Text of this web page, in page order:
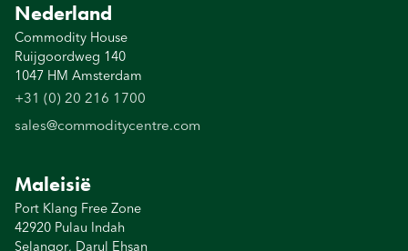
Nederland
Commodity House
Ruijgoordweg 140
1047 HM Amsterdam
+31 (0) 20 216 1700
sales@commoditycentre.com
Maleisië
Port Klang Free Zone
42920 Pulau Indah
Selangor, Darul Ehsan